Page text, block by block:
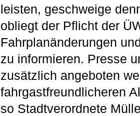
leisten, geschweige
obliegt der Pflicht der
Fahrplanänderungen
zu informieren. Presse
zusätzlich angeboten
fahrgastfreundlicheren
so Stadtverordnete